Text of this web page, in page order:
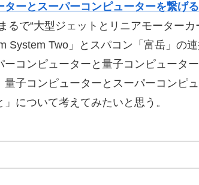
ターとスーパーコンピューターを繋げ
るで“大型ジェットとリニアモーター
System Two」とスパコン「富岳」の
ーコンピューターと量子コンピュータ
量子コンピューターとスーパーコンピ
」について考えてみたいと思う。